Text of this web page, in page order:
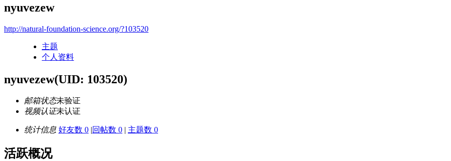
nyuvezew
http://natural-foundation-science.org/?103520
主题
个人资料
nyuvezew(UID: 103520)
邮箱状态未验证
视频认证未认证
统计信息 好友数 0 |回帖数 0 | 主题数 0
活跃概况